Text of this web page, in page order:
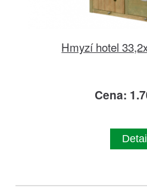
Hmyzí hotel
Cena:
Detail